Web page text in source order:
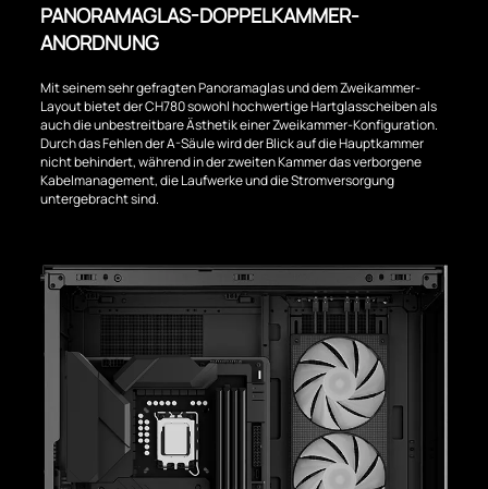
PANORAMAGLAS-DOPPELKAMMER-
ANORDNUNG
Mit seinem sehr gefragten Panoramaglas und dem Zweikammer-
Layout bietet der CH780 sowohl hochwertige Hartglasscheiben als
auch die unbestreitbare Ästhetik einer Zweikammer-Konfiguration.
Durch das Fehlen der A-Säule wird der Blick auf die Hauptkammer
nicht behindert, während in der zweiten Kammer das verborgene
Kabelmanagement, die Laufwerke und die Stromversorgung
untergebracht sind.